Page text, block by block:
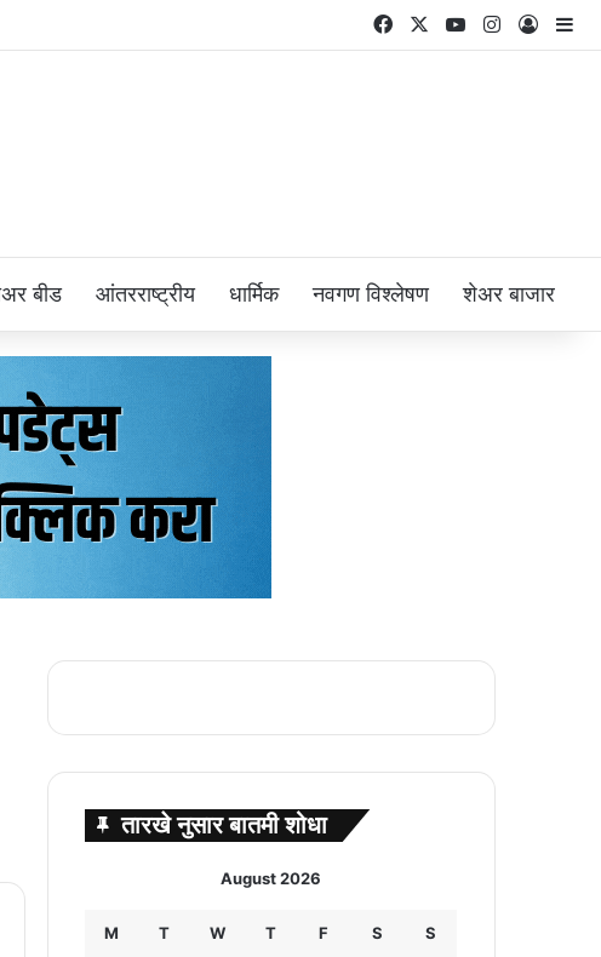
FacebookYouTubeInstagram
Log In
बीड आंतरराष्ट्रीय धार्मिक नवगण विश्लेषण शेअर बाजार
तारखे नुसार बातमी शोधा
August 2026
M T W T F S S